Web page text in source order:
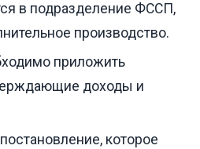
в подразделение ФССП,
производство.
приложить
доходы и
которое